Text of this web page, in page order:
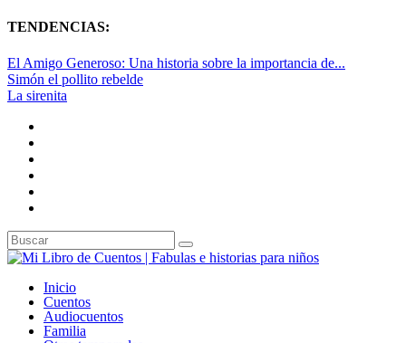
TENDENCIAS:
El Amigo Generoso: Una historia sobre la importancia de...
Simón el pollito rebelde
La sirenita
Inicio
Cuentos
Audiocuentos
Familia